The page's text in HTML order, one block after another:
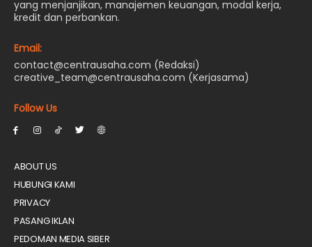
yang menjanjikan, manajemen keuangan, modal kerja,
kredit dan perbankan.
Email:
contact@centrausaha.com (Redaksi)
creative_team@centrausaha.com (Kerjasama)
Follow Us
ABOUT US
HUBUNGI KAMI
PRIVACY
PASANG IKLAN
PEDOMAN MEDIA SIBER